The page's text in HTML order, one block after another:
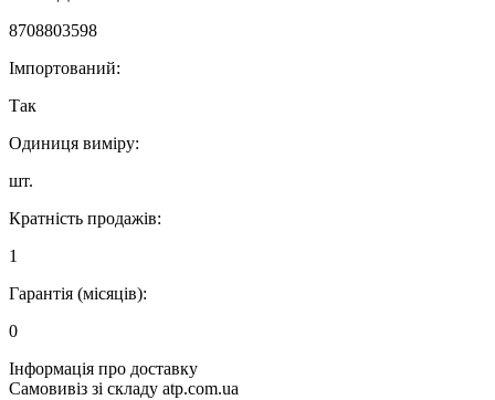
8708803598
Імпортований:
Так
Одиниця виміру:
шт.
Кратність продажів:
1
Гарантія (місяців):
0
Інформація про доставку
Самовивіз зі складу atp.com.ua